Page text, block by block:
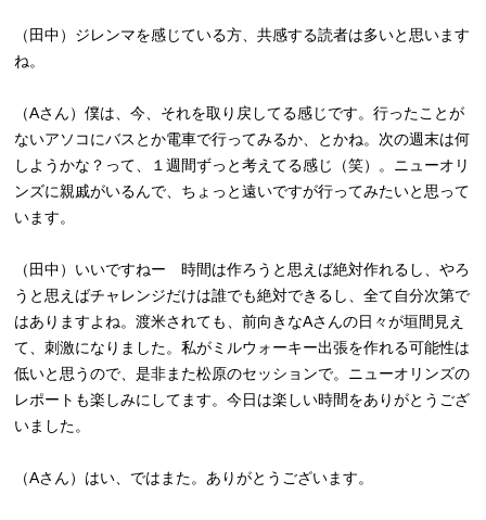
（田中）ジレンマを感じている方、共感する読者は多いと思います
ね。
（Aさん）僕は、今、それを取り戻してる感じです。行ったことが
ないアソコにバスとか電車で行ってみるか、とかね。次の週末は何
しようかな？って、１週間ずっと考えてる感じ（笑）。ニューオリ
ンズに親戚がいるんで、ちょっと遠いですが行ってみたいと思って
います。
（田中）いいですねー 時間は作ろうと思えば絶対作れるし、やろ
うと思えばチャレンジだけは誰でも絶対できるし、全て自分次第で
はありますよね。渡米されても、前向きなAさんの日々が垣間見え
て、刺激になりました。私がミルウォーキー出張を作れる可能性は
低いと思うので、是非また松原のセッションで。ニューオリンズの
レポートも楽しみにしてます。今日は楽しい時間をありがとうござ
いました。
（Aさん）はい、ではまた。ありがとうございます。